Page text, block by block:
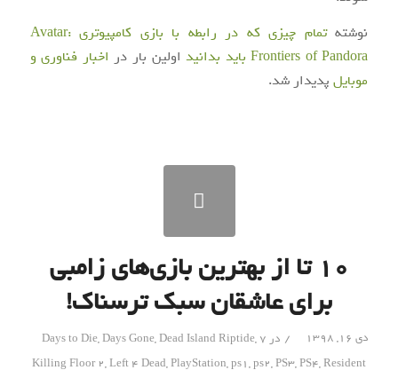
نوشته
تمام چیزی که در رابطه با بازی کامپیوتری Avatar:
Frontiers of Pandora باید بدانید
اولین بار در اخبار فناوری و
موبایلپدیدار شد.
۱۰ تا از بهترین بازی‌های زامبی
برای عاشقان سبک ترسناک!
دی ۱۶, ۱۳۹۸ / در 7 Days to Die
,Days Gone,Dead Island Riptide,
Killing Floor 2,Left 4 Dead,PlayStation,ps1,ps2,PS3,PS4,Resident